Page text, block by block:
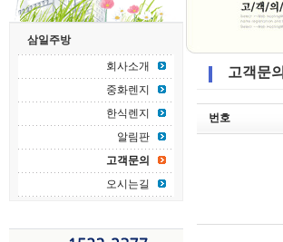
삼일주방
회사소개
중화렌지
한식렌지
알림판
고객문의
오시는길
고객문의
번호